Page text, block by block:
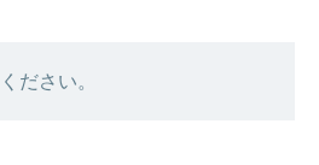
ださい。